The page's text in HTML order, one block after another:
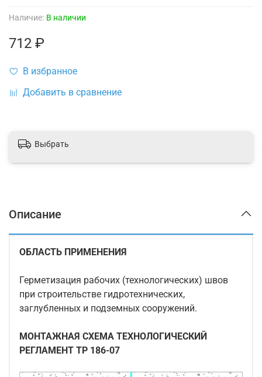
Наличие: В наличии
712 ₽
В избранное
Добавить в сравнение
Выбрать
Описание
ОБЛАСТЬ ПРИМЕНЕНИЯ
Герметизация рабочих (технологических) швов
при строительстве гидротехнических,
заглубленных и подземных сооружений.
МОНТАЖНАЯ СХЕМА ТЕХНОЛОГИЧЕСКИЙ
РЕГЛАМЕНТ ТР 186-07